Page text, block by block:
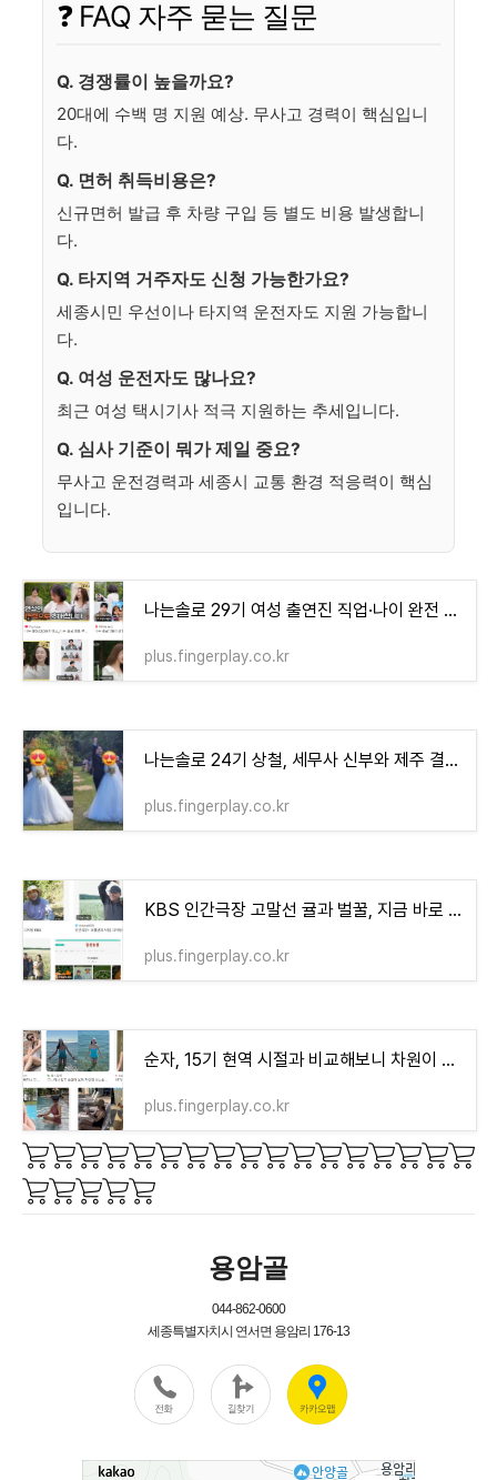
❓ FAQ 자주 묻는 질문
Q. 경쟁률이 높을까요?
20대에 수백 명 지원 예상. 무사고 경력이 핵심입니
다.
Q. 면허 취득비용은?
신규면허 발급 후 차량 구입 등 별도 비용 발생합니
다.
Q. 타지역 거주자도 신청 가능한가요?
세종시민 우선이나 타지역 운전자도 지원 가능합니
다.
Q. 여성 운전자도 많나요?
최근 여성 택시기사 적극 지원하는 추세입니다.
Q. 심사 기준이 뭐가 제일 중요?
무사고 운전경력과 세종시 교통 환경 적응력이 핵심
입니다.
나는솔로 29기 여성 출연진 직업·나이 완전 공개
plus.fingerplay.co.kr
나는솔로 24기 상철, 세무사 신부와 제주 결혼식
plus.fingerplay.co.kr
KBS 인간극장 고말선 귤과 벌꿀, 지금 바로 주문법 확인
plus.fingerplay.co.kr
순자, 15기 현역 시절과 비교해보니 차원이 다르다
plus.fingerplay.co.kr